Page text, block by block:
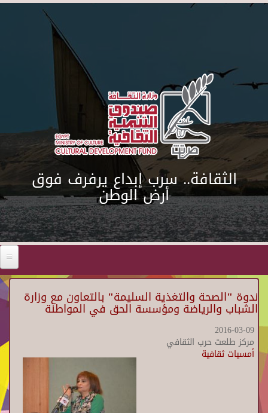
Skip to main content
الثقافة.. سرب إبداع يرفرف فوق
أرض الوطن
ندوة "الصحة والتغذية السليمة" بالتعاون مع وزارة
الشباب والرياضة ومؤسسة الحق في المواطنة
2016-03-09
مركز طلعت حرب الثقافي
أمسيات ثقافية